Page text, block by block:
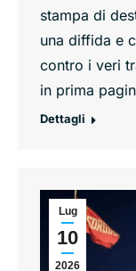
stampa di
una diffida e
contro i veri
in prima
Dettagli
Lug
10
2026